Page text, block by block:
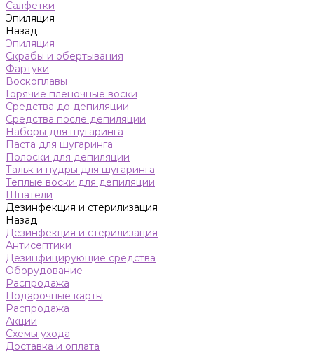
Салфетки
Эпиляция
Назад
Эпиляция
Скрабы и обертывания
Фартуки
Воскоплавы
Горячие пленочные воски
Средства до депиляции
Средства после депиляции
Наборы для шугаринга
Паста для шугаринга
Полоски для депиляции
Тальк и пудры для шугаринга
Теплые воски для депиляции
Шпатели
Дезинфекция и стерилизация
Назад
Дезинфекция и стерилизация
Антисептики
Дезинфицирующие средства
Оборудование
Распродажа
Подарочные карты
Распродажа
Акции
Схемы ухода
Доставка и оплата